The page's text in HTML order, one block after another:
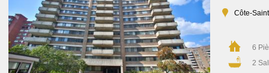
Côte-
6
2